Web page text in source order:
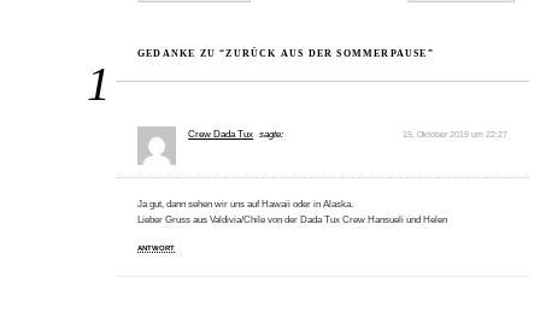
1
GEDANKE ZU “ZURÜCK AUS DER SOMMERPAUSE”
Crew Dada Tux sagte: 15. Oktober 2019 um 22:27
Ja gut, dann sehen wir uns auf Hawaii oder in Alaska.
Lieber Gruss aus Valdivia/Chile von der Dada Tux Crew Hansueli und Helen
ANTWORT